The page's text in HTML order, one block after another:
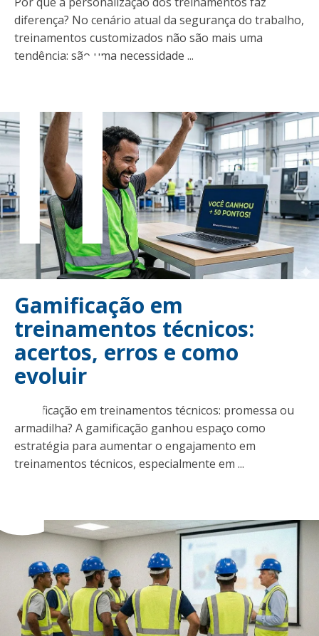
diferença? No cenário atual da segurança do trabalho,
treinamentos customizados não são mais uma
tendência: são uma necessidade ...
Gamificação em
treinamentos técnicos:
acertos, erros e como
evoluir
Gamificação em treinamentos técnicos: promessa ou
armadilha? A gamificação ganhou espaço como
estratégia para aumentar o engajamento em
treinamentos técnicos, especialmente em ...